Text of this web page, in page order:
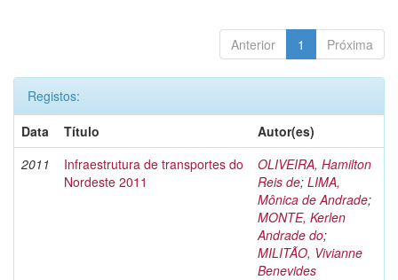
Anterior 1 Próxima
Registos:
Data
Título
Autor(es)
2011
Infraestrutura de transportes do
Nordeste 2011
OLIVEIRA, Hamilton
Reis de; LIMA,
Mônica de Andrade;
MONTE, Kerlen
Andrade do;
MILITÃO, Vivianne
Benevides